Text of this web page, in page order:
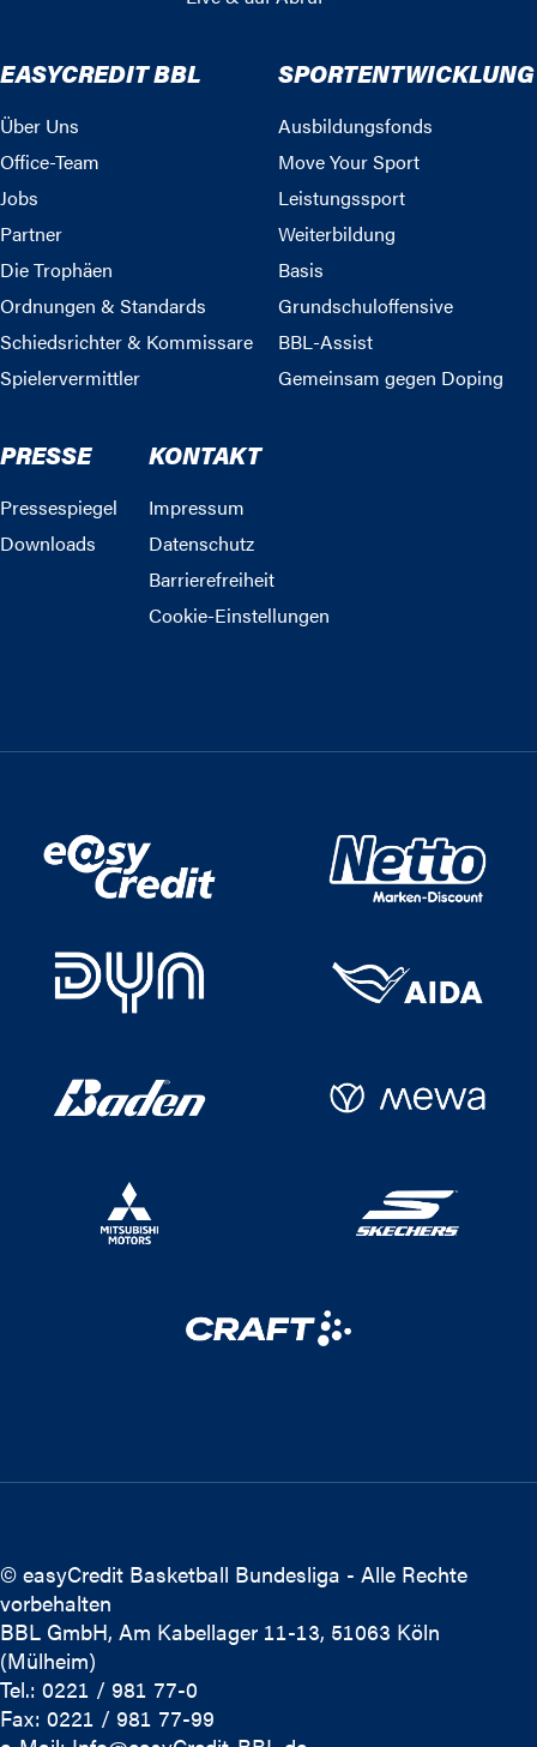
EASYCREDIT BBL
Über Uns
Office-Team
Jobs
Partner
Die Trophäen
Ordnungen & Standards
Schiedsrichter & Kommissare
Spielervermittler
SPORTENTWICKLUNG
Ausbildungsfonds
Move Your Sport
Leistungssport
Weiterbildung
Basis
Grundschuloffensive
BBL-Assist
Gemeinsam gegen Doping
PRESSE
Pressespiegel
Downloads
KONTAKT
Impressum
Datenschutz
Barrierefreiheit
Cookie-Einstellungen
© easyCredit Basketball Bundesliga - Alle Rechte
vorbehalten
BBL GmbH, Am Kabellager 11-13, 51063 Köln
(Mülheim)
Tel.: 0221 / 981 77-0
Fax: 0221 / 981 77-99